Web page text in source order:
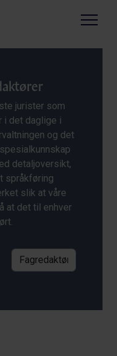
Menu
jurister som
i det daglige i
og det
detaljoversikt,
språkføring
slik at våre
at det til enhver